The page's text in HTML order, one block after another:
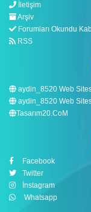
İletişim
Arşiv
Forumları Okundu
RSS
aydin_8520 Web
aydin_8520 Web
Tasarım20.CoM
Facebook
Twitter
İnstagram
Whatsapp